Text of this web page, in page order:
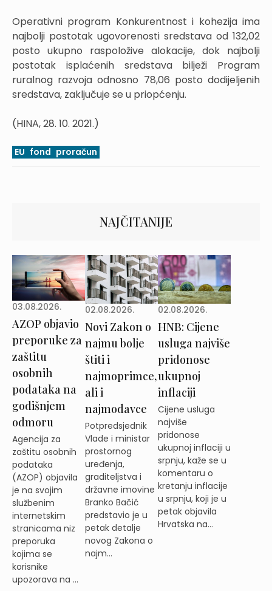
Operativni program Konkurentnost i kohezija ima
najbolji postotak ugovorenosti sredstava od 132,02
posto ukupno raspoložive alokacije, dok najbolji
postotak isplaćenih sredstava bilježi Program
ruralnog razvoja odnosno 78,06 posto dodijeljenih
sredstava, zaključuje se u priopćenju.
(HINA, 28. 10. 2021.)
EU fond proračun
NAJČITANIJE
03.08.2026.
AZOP objavio
preporuke za
zaštitu
osobnih
podataka na
godišnjem
odmoru
Agencija za
zaštitu osobnih
podataka
(AZOP) objavila
je na svojim
službenim
internetskim
stranicama niz
preporuka
kojima se
korisnike
upozorava na ...
02.08.2026.
Novi Zakon o
najmu bolje
štiti i
najmoprimce,
ali i
najmodavce
Potpredsjednik
Vlade i ministar
prostornog
uređenja,
graditeljstva i
državne imovine
Branko Bačić
predstavio je u
petak detalje
novog Zakona o
najm...
02.08.2026.
HNB: Cijene
usluga najviše
pridonose
ukupnoj
inflaciji
Cijene usluga
najviše
pridonose
ukupnoj inflaciji u
srpnju, kaže se u
komentaru o
kretanju inflacije
u srpnju, koji je u
petak objavila
Hrvatska na...